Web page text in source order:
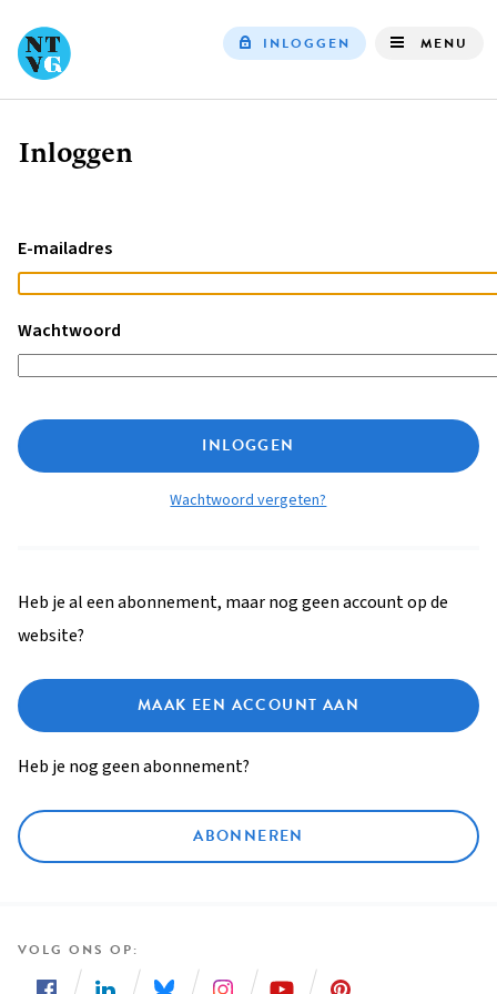
INLOGGEN MENU
Kruimelpad
Inloggen
E-mailadres
Wachtwoord
INLOGGEN
Wachtwoord vergeten?
Heb je al een abonnement, maar nog geen account op de
website?
MAAK EEN ACCOUNT AAN
Heb je nog geen abonnement?
ABONNEREN
VOLG ONS OP